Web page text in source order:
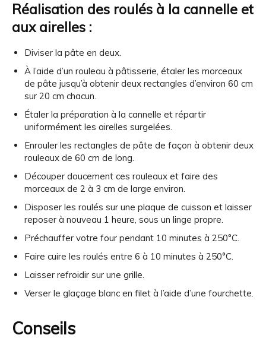
Réalisation des roulés à la cannelle et
aux airelles :
Diviser la pâte en deux.
À l’aide d’un rouleau à pâtisserie, étaler les morceaux
de pâte jusqu’à obtenir deux rectangles d’environ 60 cm
sur 20 cm chacun.
Étaler la préparation à la cannelle et répartir
uniformément les airelles surgelées.
Enrouler les rectangles de pâte de façon à obtenir deux
rouleaux de 60 cm de long.
Découper doucement ces rouleaux et faire des
morceaux de 2 à 3 cm de large environ.
Disposer les roulés sur une plaque de cuisson et laisser
reposer à nouveau 1 heure, sous un linge propre.
Préchauffer votre four pendant 10 minutes à 250°C.
Faire cuire les roulés entre 6 à 10 minutes à 250°C.
Laisser refroidir sur une grille.
Verser le glaçage blanc en filet à l’aide d’une fourchette.
Conseils